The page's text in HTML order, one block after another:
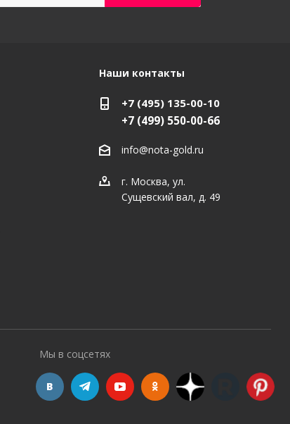
Наши контакты
+7 (495) 135-00-10
+7 (499) 550-00-66
info@nota-gold.ru
г. Москва, ул.
Сущевский вал, д. 49
Мы в соцсетях